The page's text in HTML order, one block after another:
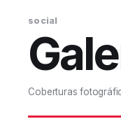
social
Coberturas